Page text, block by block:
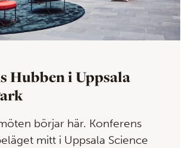
Hubben i Uppsala
börjar här. Konferens
mitt i Uppsala Science